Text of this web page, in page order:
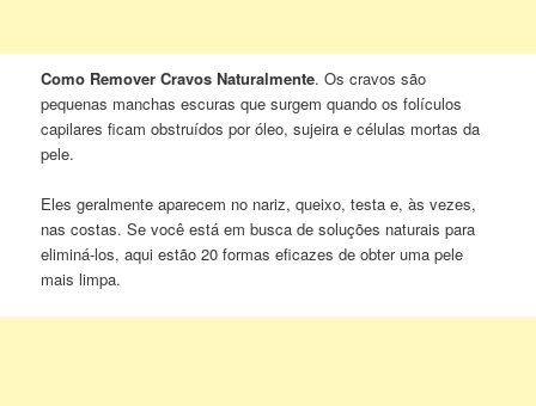
Como Remover Cravos Naturalmente. Os cravos são
pequenas manchas escuras que surgem quando os folículos
capilares ficam obstruídos por óleo, sujeira e células mortas da
pele.
Eles geralmente aparecem no nariz, queixo, testa e, às vezes,
nas costas. Se você está em busca de soluções naturais para
eliminá-los, aqui estão 20 formas eficazes de obter uma pele
mais limpa.